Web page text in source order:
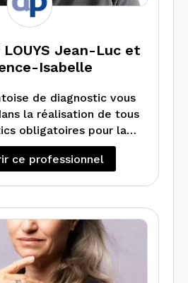
LOUYS Jean-Luc et
Isabelle
de diagnostic vous
la réalisation de tous
obligatoires pour la
vente de votre bien
Franche-Comté : DPE,
d’électricité et
pouvons également
énergétique lorsque la
en dispose.
ce professionnel